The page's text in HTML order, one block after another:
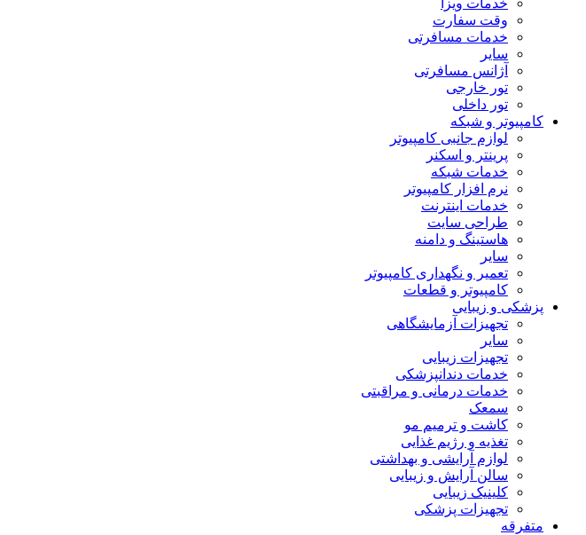
خدمات ویزا
وقت سفارت
خدمات مسافرتی
سایر
آژانس مسافرتی
تور خارجی
تور داخلی
کامپیوتر و شبکه
لوازم جانبی کامپیوتر
پرینتر و اسکنر
خدمات شبکه
نرم افزار کامپیوتر
خدمات اینترنت
طراحی سایت
هاستینگ و دامنه
سایر
تعمیر و نگهداری کامپیوتر
کامپیوتر و قطعات
پزشکی و زیبایی
تجهیزات آزمایشگاهی
سایر
تجهیزات زیبایی
خدمات دندانپزشکی
خدمات درمانی و مراقبتی
سمعک
کاشت و ترمیم مو
تغذیه و رژیم غذایی
لوازم آرایشی و بهداشتی
سالن آرایش و زیبایی
کلینیک زیبایی
تجهیزات پزشکی
متفرقه